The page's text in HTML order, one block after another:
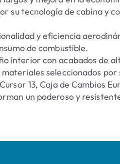
su tecnología de cabina y
y eficiencia
de combustible.
interior con acabados de
seleccionados por
13, Caja de Cambios
un poderoso y